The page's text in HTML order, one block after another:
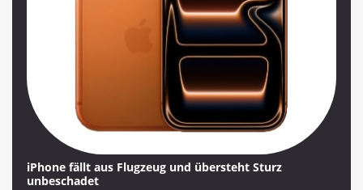
iPhone fällt aus Flugzeug und übersteht Sturz
unbeschadet